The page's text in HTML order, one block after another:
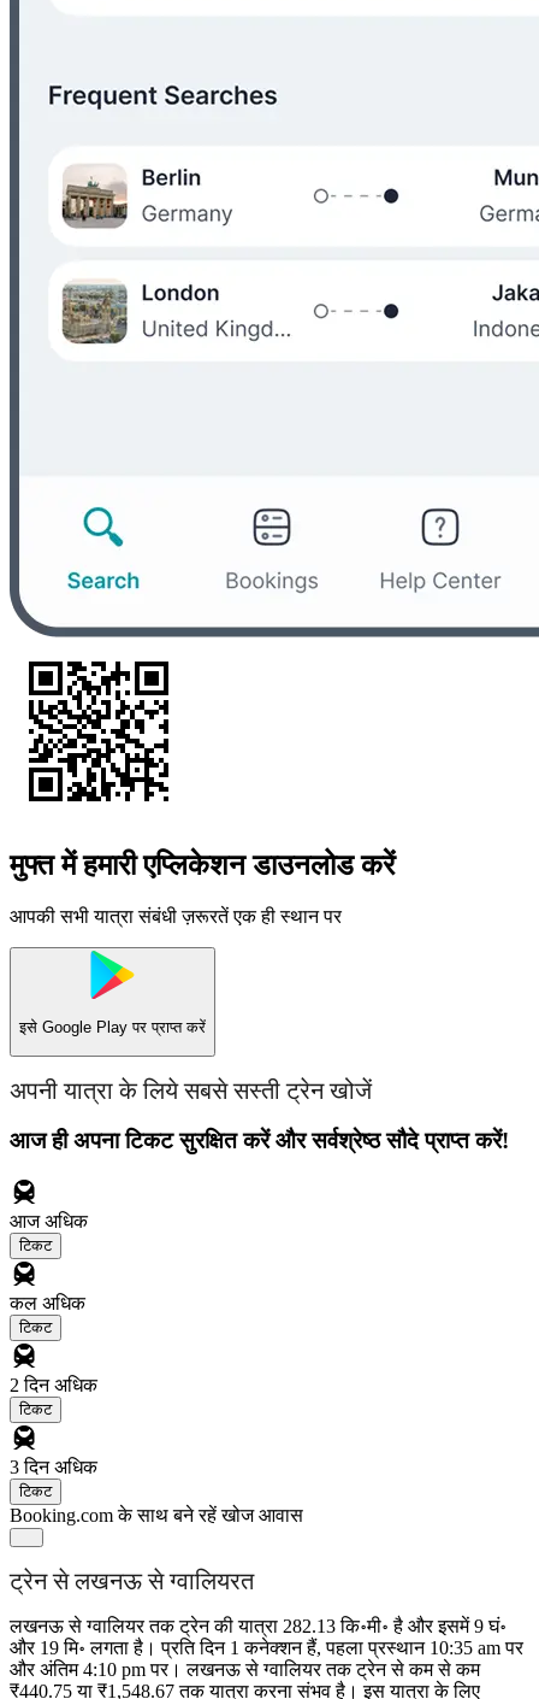
मुफ्त में हमारी एप्लिकेशन डाउनलोड करें
आपकी सभी यात्रा संबंधी ज़रूरतें एक ही स्थान पर
इसे Google Play पर प्राप्त करें
अपनी यात्रा के लिये सबसे सस्ती ट्रेन खोजें
आज ही अपना टिकट सुरक्षित करें और सर्वश्रेष्ठ सौदे प्राप्त करें!
आजअधिक
टिकट
कल अधिक
टिकट
2 दिनअधिक
टिकट
3 दिनअधिक
टिकट
Booking.com के साथ बने रहें खोज आवास
ट्रेन से लखनऊ से ग्‍वालियरत
लखनऊ से ग्‍वालियर तक ट्रेन की यात्रा 282.13 कि॰मी॰ है और इसमें 9 घं॰
और 19 मि॰ लगता है। प्रति दिन 1 कनेक्शन हैं, पहला प्रस्थान 10:35 am पर
और अंतिम 4:10 pm पर। लखनऊ से ग्‍वालियर तक ट्रेन से कम से कम
₹440.75 या ₹1,548.67 तक यात्रा करना संभव है। इस यात्रा के लिए